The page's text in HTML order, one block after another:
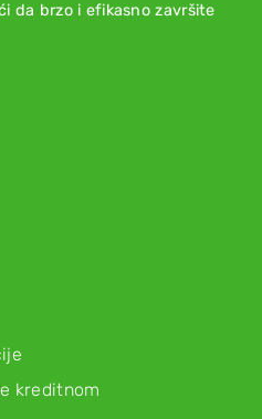
da brzo i efikasno završite
kreditnom